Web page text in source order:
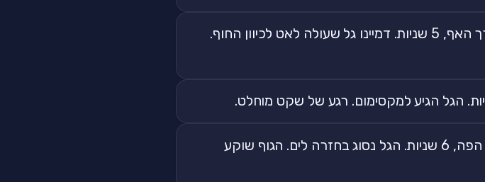
שאפו לאט דרך האף, 5 שניות. דמיינו גל שעולה לאט לכיוון החוף.
נשפו לאט דרך הפה, 6 שניות. הגל נסוג בחזרה לים. הגוף שוקע